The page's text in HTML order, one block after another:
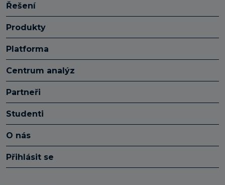
Řešení
Produkty
Platforma
Centrum analýz
Partneři
Studenti
O nás
Přihlásit se